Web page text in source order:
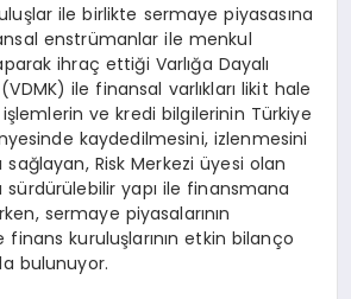
ile birlikte sermaye piyasasına
enstrümanlar ile menkul
ihraç ettiği Varlığa Dayalı
ile finansal varlıkları likit hale
ve kredi bilgilerinin Türkiye
kaydedilmesini, izlenmesini
sağlayan, Risk Merkezi üyesi olan
sürdürülebilir yapı ile finansmana
sermaye piyasalarının
kuruluşlarının etkin bilanço
bulunuyor.